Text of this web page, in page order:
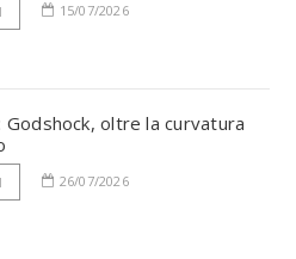
15/07/2026
Godshock, oltre la curvatura
26/07/2026